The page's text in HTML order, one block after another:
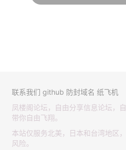
联系我们 github 防封域名 纸飞机
凤楼阁论坛，自由分享信息论坛，
带你自由飞翔。
本站仅服务北美，日本和台湾地区
风险。